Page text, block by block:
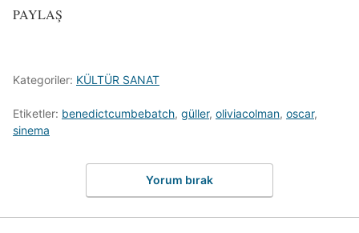
PAYLAŞ
Kategoriler: KÜLTÜR SANAT
Etiketler: benedictcumbebatch, güller, oliviacolman, oscar,
sinema
Yorum bırak